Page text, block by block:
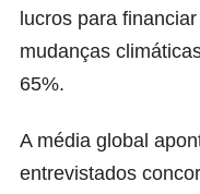
lucros para
mudanças
65%.
A média global
entrevistados